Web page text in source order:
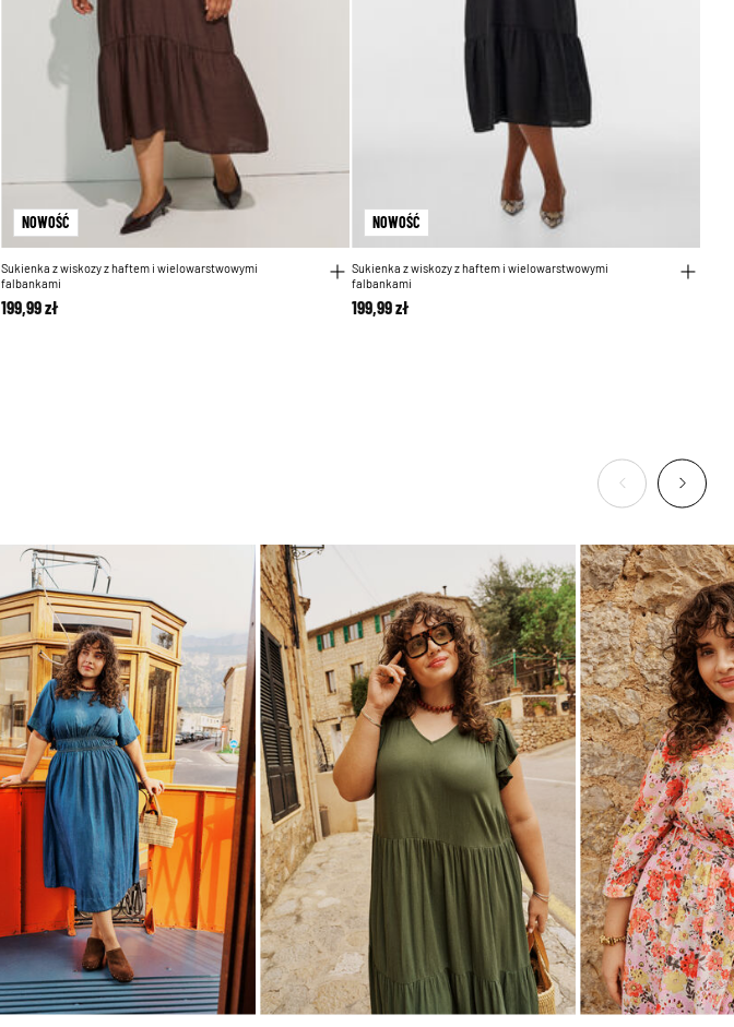
NOWOŚĆ
Sukienka z wiskozy z haftem i wielowarstwowymi
falbankami
199,99 zł
NOWOŚĆ
Sukienka z wiskozy z haftem i wielowarstwowymi
falbankami
199,99 zł